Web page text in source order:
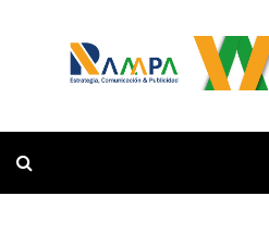
VOCES